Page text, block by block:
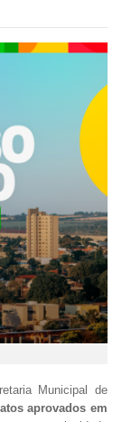
Municipal de
aprovados em